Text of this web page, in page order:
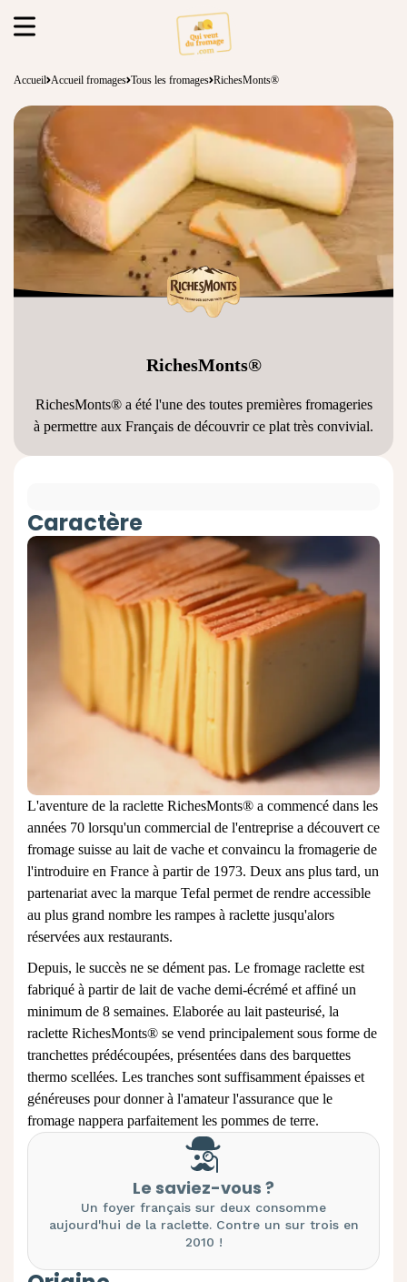
Accueil Accueil fromages Tous les fromages RichesMonts®
RichesMonts®
RichesMonts® a été l'une des toutes premières fromageries
à permettre aux Français de découvrir ce plat très convivial.
Caractère
L'aventure de la raclette RichesMonts® a commencé dans les
années 70 lorsqu'un commercial de l'entreprise a découvert ce
fromage suisse au lait de vache et convaincu la fromagerie de
l'introduire en France à partir de 1973. Deux ans plus tard, un
partenariat avec la marque Tefal permet de rendre accessible
au plus grand nombre les rampes à raclette jusqu'alors
réservées aux restaurants.
Depuis, le succès ne se dément pas. Le fromage raclette est
fabriqué à partir de lait de vache demi-écrémé et affiné un
minimum de 8 semaines. Elaborée au lait pasteurisé, la
raclette RichesMonts® se vend principalement sous forme de
tranchettes prédécoupées, présentées dans des barquettes
thermo scellées. Les tranches sont suffisamment épaisses et
généreuses pour donner à l'amateur l'assurance que le
fromage nappera parfaitement les pommes de terre.
Le saviez-vous ?
Un foyer français sur deux consomme
aujourd'hui de la raclette. Contre un sur trois en
2010 !